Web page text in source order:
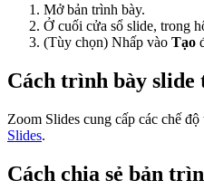
Mở bản trình bày.
Ở cuối cửa sổ slide, trong
(Tùy chọn) Nhấp vào Tạo
Cách trình bày slide
Zoom Slides cung cấp các chế
Slides.
Cách chia sẻ bản